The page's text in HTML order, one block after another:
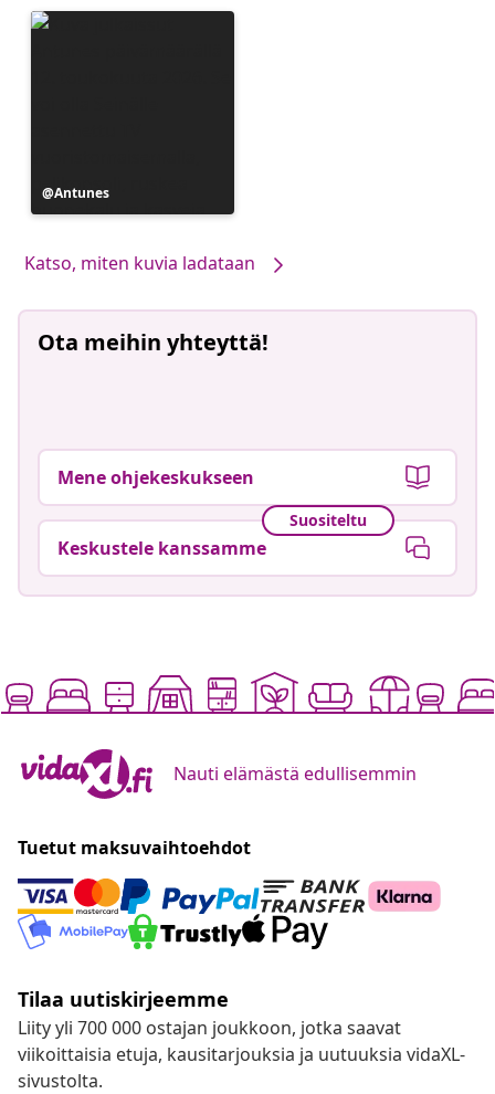
Julkaissut
Antunes
Katso, miten kuvia ladataan
Ota meihin yhteyttä!
Mene ohjekeskukseen
Suositeltu
Keskustele kanssamme
Nauti elämästä edullisemmin
Tuetut maksuvaihtoehdot
Tilaa uutiskirjeemme
Liity yli 700 000 ostajan joukkoon, jotka saavat
viikoittaisia etuja, kausitarjouksia ja uutuuksia vidaXL-
sivustolta.